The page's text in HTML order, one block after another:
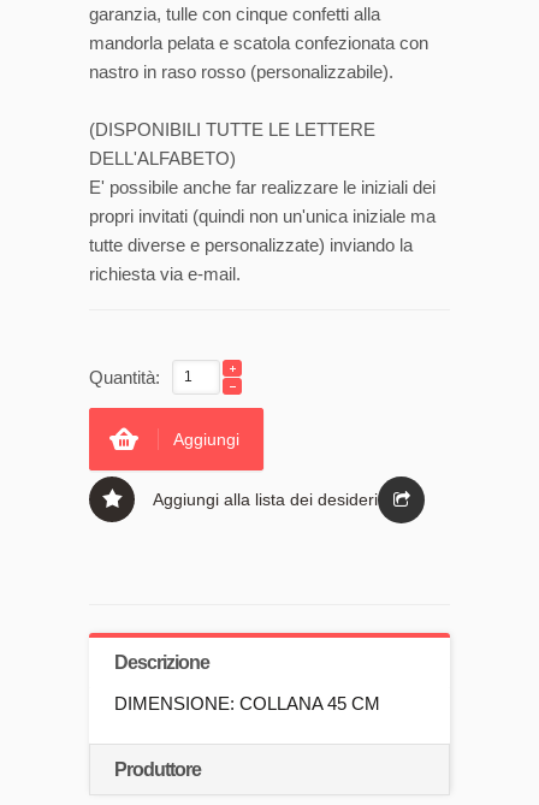
garanzia, tulle con cinque confetti alla
mandorla pelata e scatola confezionata con
nastro in raso rosso (personalizzabile).
(DISPONIBILI TUTTE LE LETTERE
DELL'ALFABETO)
E' possibile anche far realizzare le iniziali dei
propri invitati (quindi non un'unica iniziale ma
tutte diverse e personalizzate) inviando la
richiesta via e-mail.
Quantità:
Aggiungi
Aggiungi alla lista dei desideri
Descrizione
DIMENSIONE: COLLANA 45 CM
Produttore